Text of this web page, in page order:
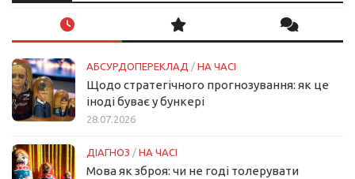
АБСУРДОПЕРЕКЛАД / НА ЧАСІ
Щодо стратегічного прогнозування: як це
іноді буває у бункері
28.07.2026
ДІАГНОЗ / НА ЧАСІ
Мова як зброя: чи не годі толерувати